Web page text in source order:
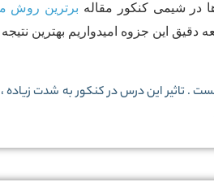
در شیمی کنکور مقاله برترین روش
دقیق این جزوه امیدواریم بهترین
تاثیر این درس در کنکور به شدت زیاده ،